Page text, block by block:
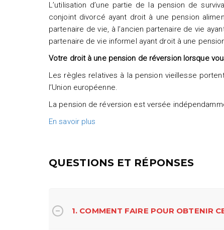
L’utilisation d’une partie de la pension de
conjoint divorcé ayant droit à une pension
partenaire de vie, à l’ancien partenaire de vie
partenaire de vie informel ayant droit à une
Votre droit à une pension de réversion lorsque
Les règles relatives à la pension vieillesse
l’Union européenne.
La pension de réversion est versée
En savoir plus
QUESTIONS ET RÉPONSES
1. COMMENT FAIRE POUR OBTENIR